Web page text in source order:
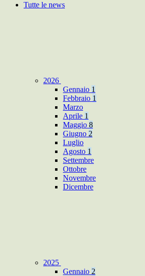
Tutte le news
2026
Gennaio 1
Febbraio 1
Marzo
Aprile 1
Maggio 8
Giugno 2
Luglio
Agosto 1
Settembre
Ottobre
Novembre
Dicembre
2025
Gennaio 2